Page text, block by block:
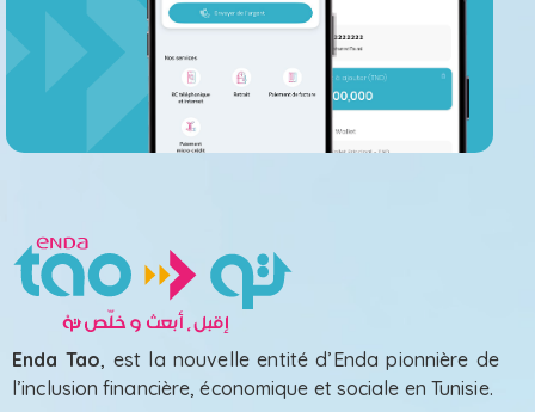
Enda Tao, est la nouvelle entité d’Enda pionnière de
l’inclusion financière, économique et sociale en Tunisie.